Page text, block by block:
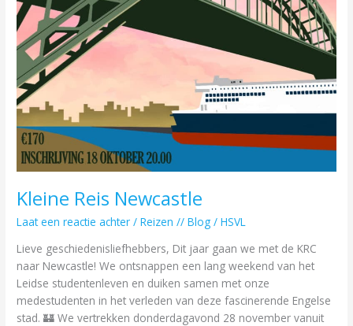
Kleine Reis Newcastle
Laat een reactie achter /Reizen // Blog /HSVL
Lieve geschiedenisliefhebbers, Dit jaar gaan we met de KRC
naar Newcastle! We ontsnappen een lang weekend van het
Leidse studentenleven en duiken samen met onze
medestudenten in het verleden van deze fascinerende Engelse
stad. 🏰 We vertrekken donderdagavond 28 november vanuit